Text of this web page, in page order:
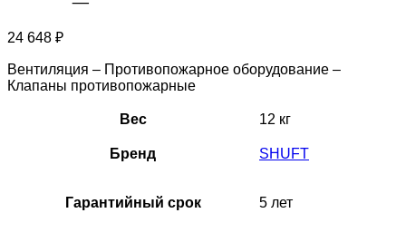
24 648 ₽
Вентиляция – Противопожарное оборудование –
Клапаны противопожарные
Вес 12 кг
Бренд SHUFT
Гарантийный срок 5 лет